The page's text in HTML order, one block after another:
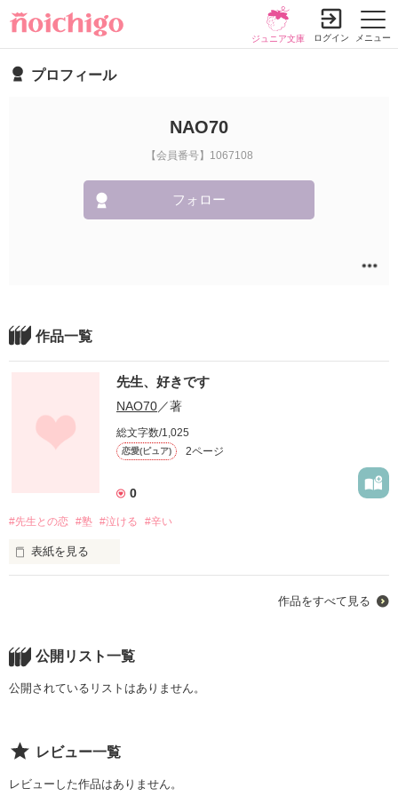
メニュー
ジュニア文庫 ログイン
プロフィール
NAO70
【会員番号】1067108
フォロー
作品一覧
先生、好きです
NAO70／著
総文字数/1,025
恋愛(ピュア) 2ページ
0
#先生との恋 #塾 #泣ける #辛い
表紙を見る
期待に胸をいっぱいにしてこれから、新しい生活が始まるん
変。
入学したてのキラキラしてた自分が嘘みたいに学校をやめたい
と思う女の子、柚希。
が、、、、、？
作品をすべて見る
公開リスト一覧
公開されているリストはありません。
レビュー一覧
レビューした作品はありません。